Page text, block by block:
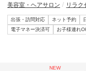
美容室・ヘアサロン リラク
出張・訪問対応 ネット予約
電子マネー決済可
お子様連れ
NEW